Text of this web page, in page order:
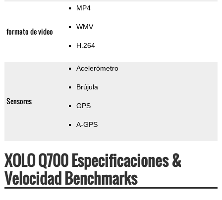
formato de video
MP4
WMV
H.264
Sensores
Acelerómetro
Brújula
GPS
A-GPS
XOLO Q700 Especificaciones &
Velocidad Benchmarks